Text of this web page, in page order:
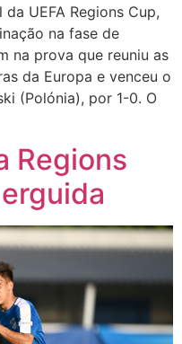
UEFA Regions Cup,
na fase de
na prova que reuniu as
da Europa e venceu o
(Polónia), por 1-0. O
Regions